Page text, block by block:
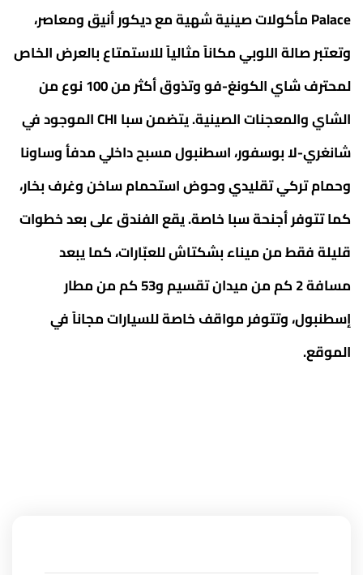
Palace مأكولات صينية شهية مع ديكور أنيق ومعاصر،
وتعتبر صالة اللوبي مكاناً مثالياً للاستمتاع بالعرض الخاص
لمحترف شاي الكونغ-فو وتذوق أكثر من 100 نوع من
الشاي والمعجنات الصينية. يتضمن سبا CHI الموجود في
شانغري-لا بوسفور، اسطنبول مسبح داخلي مدفأ وساونا
وحمام تركي تقليدي وحوض استحمام ساخن وغرف بخار،
كما تتوفر أجنحة سبا خاصة. يقع الفندق على بعد خطوات
قليلة فقط من ميناء بشكتاش للعبّارات، كما يبعد
مسافة 2 كم من ميدان تقسيم و53 كم من مطار
إسطنبول، وتتوفر مواقف خاصة للسيارات مجاناً في
الموقع.